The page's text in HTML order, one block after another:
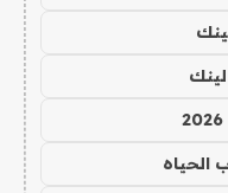
الحياه